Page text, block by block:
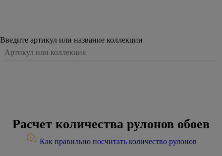
Введите артикул или название коллекции
Расчет количества рулонов обоев
Как правильно посчитать количество рулонов